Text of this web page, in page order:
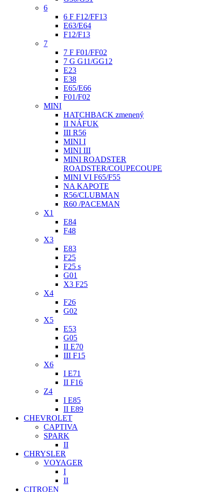
6
6 F F12/FF13
E63/E64
F12/F13
7
7 F F01/FF02
7 G G11/GG12
E23
E38
E65/E66
F01/F02
MINI
HATCHBACK zmenený
II NÁFUK
III R56
MINI I
MINI III
MINI ROADSTER
ROADSTER/COUPECOUPE
MINI VI F65/F55
NA KAPOTE
R56/CLUBMAN
R60 /PACEMAN
X1
E84
F48
X3
E83
F25
F25 s
G01
X3 F25
X4
F26
G02
X5
E53
G05
II E70
III F15
X6
I E71
II F16
Z4
I E85
II E89
CHEVROLET
CAPTIVA
SPARK
II
CHRYSLER
VOYAGER
I
II
CITROEN